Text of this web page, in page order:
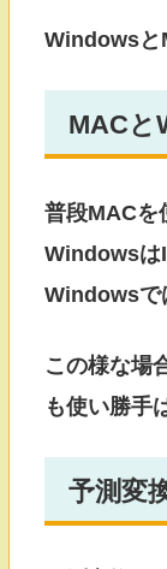
Windowsと
MACと
普段MACを
Windowsは
Windowsで
この様な場
も使い勝手
予測変